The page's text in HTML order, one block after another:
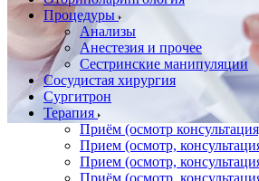
Процедуры
Анализы
Анестезия и прочее
Сестринские манипуляции
Сосудистая хирургия
Сургитрон
Терапия
Приём (осмотр
Прием (осмотр,
Прием (осмотр,
Приём (осмотр,